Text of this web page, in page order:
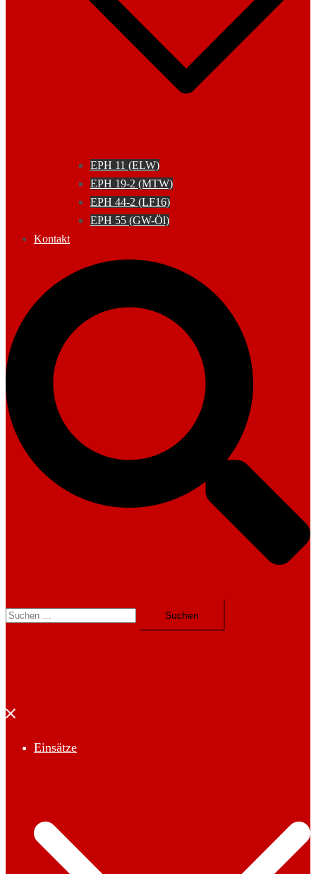
EPH 11 (ELW)
EPH 19-2 (MTW)
EPH 44-2 (LF16)
EPH 55 (GW-Öl)
Kontakt
Suchen
nach:
Menü
Einsätze